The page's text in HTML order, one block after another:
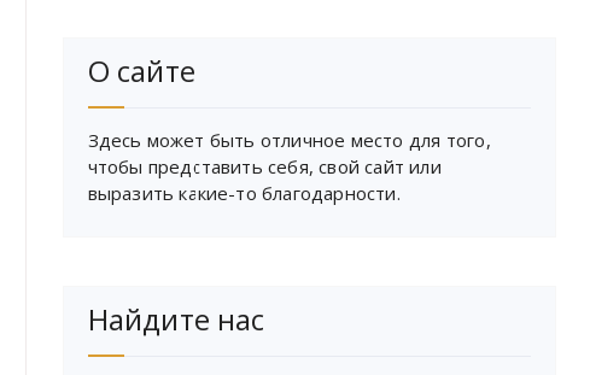
О сайте
Здесь может быть отличное место для того,
чтобы представить себя, свой сайт или
выразить какие-то благодарности.
Найдите нас